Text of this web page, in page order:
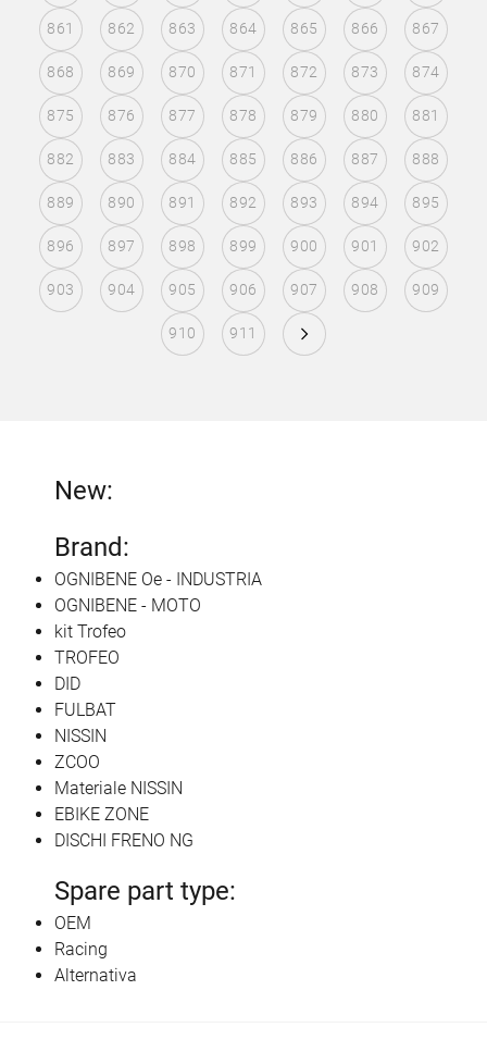
861 862 863 864 865 866 867
868 869 870 871 872 873 874
875 876 877 878 879 880 881
882 883 884 885 886 887 888
889 890 891 892 893 894 895
896 897 898 899 900 901 902
903 904 905 906 907 908 909
910 911
New:
Brand:
OGNIBENE Oe - INDUSTRIA
OGNIBENE - MOTO
kit Trofeo
TROFEO
DID
FULBAT
NISSIN
ZCOO
Materiale NISSIN
EBIKE ZONE
DISCHI FRENO NG
Spare part type:
OEM
Racing
Alternativa